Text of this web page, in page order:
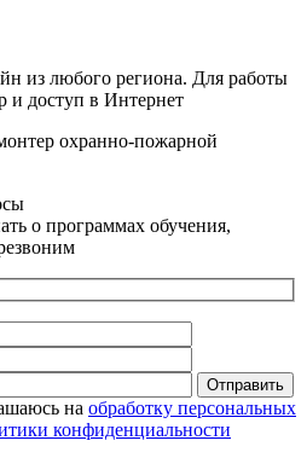
из любого региона. Для работы
и доступ в Интернет
охранно-пожарной
о программах обучения,
Отправить
на обработку персональных
конфиденциальности